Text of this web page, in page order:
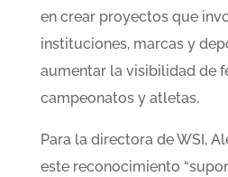
en crear proyectos que
instituciones, marcas y
aumentar la visibilidad de
campeonatos y atletas.
Para la directora de WSI,
este reconocimiento